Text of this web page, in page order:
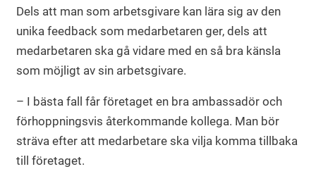
Dels att man som arbetsgivare kan lära sig av den
unika feedback som medarbetaren ger, dels att
medarbetaren ska gå vidare med en så bra känsla
som möjligt av sin arbetsgivare.
– I bästa fall får företaget en bra ambassadör och
förhoppningsvis återkommande kollega. Man bör
sträva efter att medarbetare ska vilja komma tillbaka
till företaget.